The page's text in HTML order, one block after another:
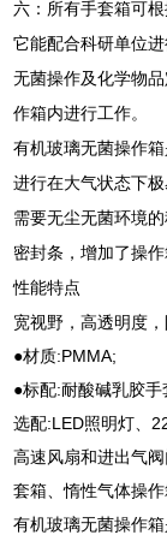
六：所有手套箱可
它能配合科研单位
无菌操作及化学物
作箱内进行工作。
有机玻璃无菌操作
进行在大气状态下
需要无尘无菌环境
密封条，增加了操作
性能特点
宽视野，高透明度
●材质:PMMA;
●标配:耐酸碱乳胶手
选配:LED照明灯、
高速风扇和进出气
套箱、惰性气体操
有机玻璃无菌操作